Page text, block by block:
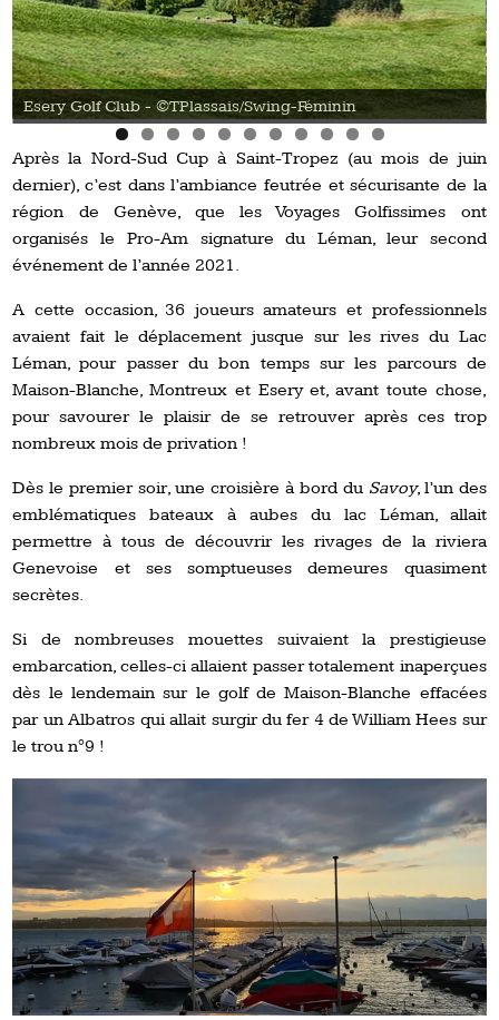
Esery Golf Club - ©TPlassais/Swing-Féminin
Après la Nord-Sud Cup à Saint-Tropez (au mois de juin
dernier), c’est dans l’ambiance feutrée et sécurisante de la
région de Genève, que les Voyages Golfissimes ont
organisés le Pro-Am signature du Léman, leur second
événement de l’année 2021.
A cette occasion, 36 joueurs amateurs et professionnels
avaient fait le déplacement jusque sur les rives du Lac
Léman, pour passer du bon temps sur les parcours de
Maison-Blanche, Montreux et Esery et, avant toute chose,
pour savourer le plaisir de se retrouver après ces trop
nombreux mois de privation !
Dès le premier soir, une croisière à bord du Savoy, l’un des
emblématiques bateaux à aubes du lac Léman, allait
permettre à tous de découvrir les rivages de la riviera
Genevoise et ses somptueuses demeures quasiment
secrètes.
Si de nombreuses mouettes suivaient la prestigieuse
embarcation, celles-ci allaient passer totalement inaperçues
dès le lendemain sur le golf de Maison-Blanche effacées
par un Albatros qui allait surgir du fer 4 de William Hees sur
le trou n°9 !